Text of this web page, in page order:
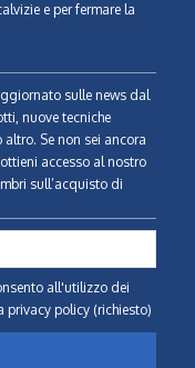
e per fermare la
sulle news dal
nuove tecniche
Se non sei ancora
accesso al nostro
sull’acquisto di
all'utilizzo dei
privacy policy (richiesto)